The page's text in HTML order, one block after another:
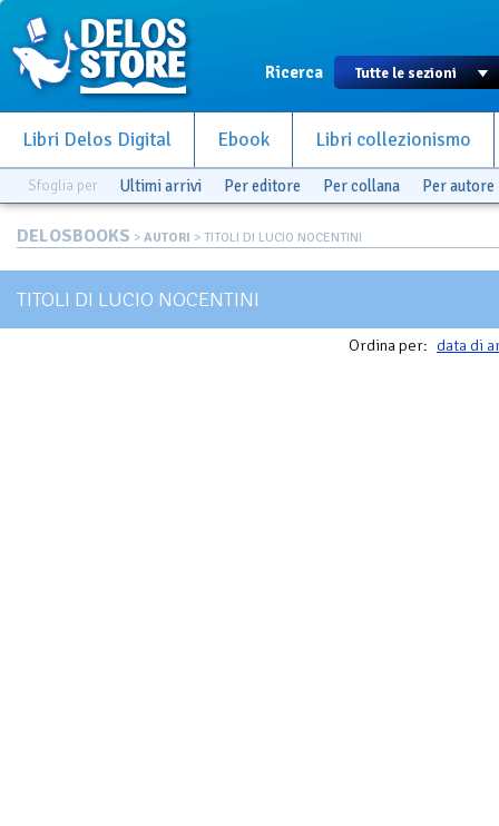
Ricerca
Libri Delos Digital Ebook Libri collezionismo
Sfoglia per Ultimi arrivi Per editore Per collana Per autore
DELOSBOOKS > AUTORI > TITOLI DI LUCIO NOCENTINI
TITOLI DI LUCIO NOCENTINI
Ordina per: data di